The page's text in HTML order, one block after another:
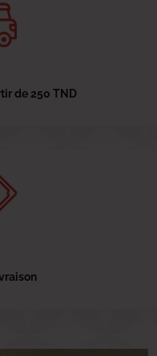
de 250 TND